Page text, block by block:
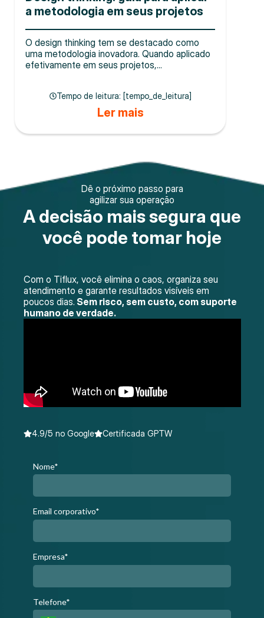
a metodologia em seus projetos
O design thinking tem se destacado como
uma metodologia inovadora. Quando aplicado
efetivamente em seus projetos,...
Tempo de leitura: [tempo_de_leitura]
Ler mais
Dê o próximo passo para
agilizar sua operação
A decisão mais segura que
você pode tomar hoje
Com o Tiflux, você elimina o caos, organiza seu
atendimento e garante resultados visíveis em
poucos dias. Sem risco, sem custo, com suporte
humano de verdade.
4.9/5 no Google Certificada GPTW
Nome*
Email corporativo*
Empresa*
Telefone*